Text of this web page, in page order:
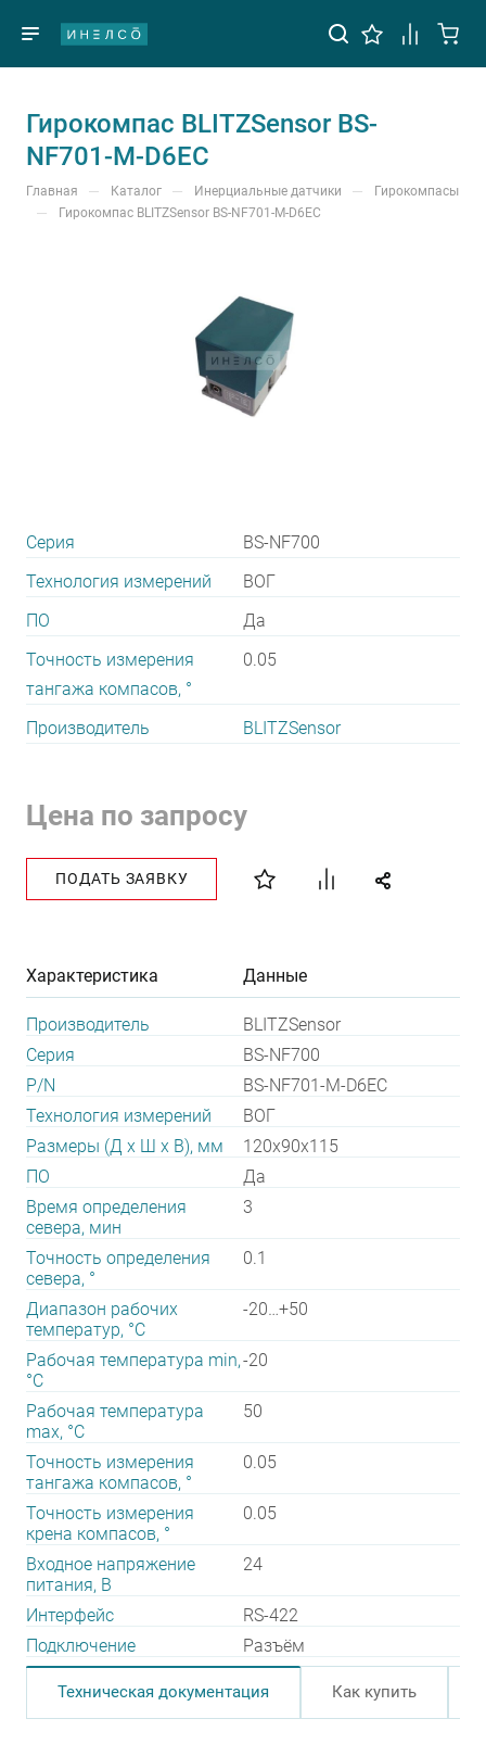
Гирокомпас BLITZSensor BS-
NF701-M-D6EC
Главная — Каталог — Инерциальные датчики — Гирокомпасы
— Гирокомпас BLITZSensor BS-NF701-M-D6EC
Серия
BS-NF700
Технология измерений
ВОГ
ПО
Да
Точность измерения
тангажа компасов, °
0.05
Производитель BLITZSensor
Цена по запросу
ПОДАТЬ ЗАЯВКУ
Характеристика Данные
Производитель
BLITZSensor
Серия
BS-NF700
P/N
BS-NF701-M-D6EC
Технология измерений
ВОГ
Размеры (Д х Ш х В), мм
120х90х115
ПО
Да
Время определения
севера, мин
3
Точность определения
севера, °
0.1
Диапазон рабочих
температур, °С
-20…+50
Рабочая температура min,
°С
-20
Рабочая температура
max, °С
50
Точность измерения
тангажа компасов, °
0.05
Точность измерения
крена компасов, °
0.05
Входное напряжение
питания, В
24
Интерфейс
RS-422
Подключение
Разъём
Техническая документация Как купить